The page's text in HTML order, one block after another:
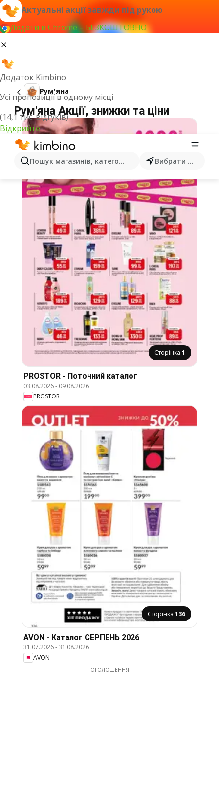
Актуальні акції завжди під рукою
Додати в Chrome – БЕЗКОШТОВНО
Додаток Kimbino
Усі пропозиції в одному місці
(14,1 тис. відгуків)
Відкрийте
Пошук магазинів, категорій, товарів... Вибрати місто
Рум'яна
Рум'яна Акції, знижки та ціни
Сторінка 1
PROSTOR - Поточний каталог
03.08.2026- 09.08.2026
PROSTOR
Сторінка 136
AVON - Каталог СЕРПЕНЬ 2026
31.07.2026-31.08.2026
AVON
ОГОЛОШЕННЯ